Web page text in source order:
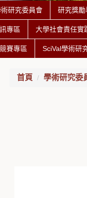
研究委員會 研究獎勵
專區 大學社會責任實
賽專區 SciVal學術研
首頁 學術研究委